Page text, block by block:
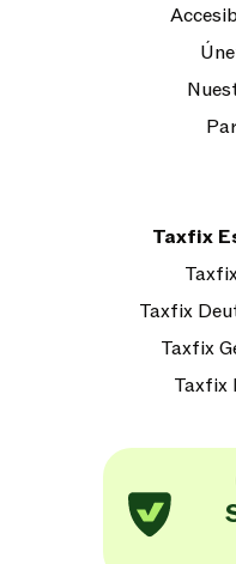
Taxfix
Taxfix
Taxfix
Taxfix